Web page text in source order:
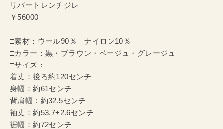
リバートレンチジレ
￥56000
□素材：ウール90％ ナイロン10％
□カラー：黒・ブラウン・ベージュ・グレージュ
□サイズ：
着丈：後ろ約120センチ
身幅：約61センチ
背肩幅：約32.5センチ
袖丈：約53.7+2.6センチ
裾幅：約72センチ